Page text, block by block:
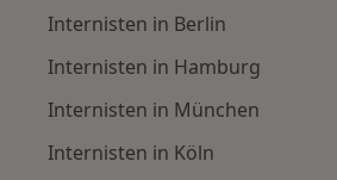
Internisten in Berlin
Internisten in Hamburg
Internisten in München
Internisten in Köln